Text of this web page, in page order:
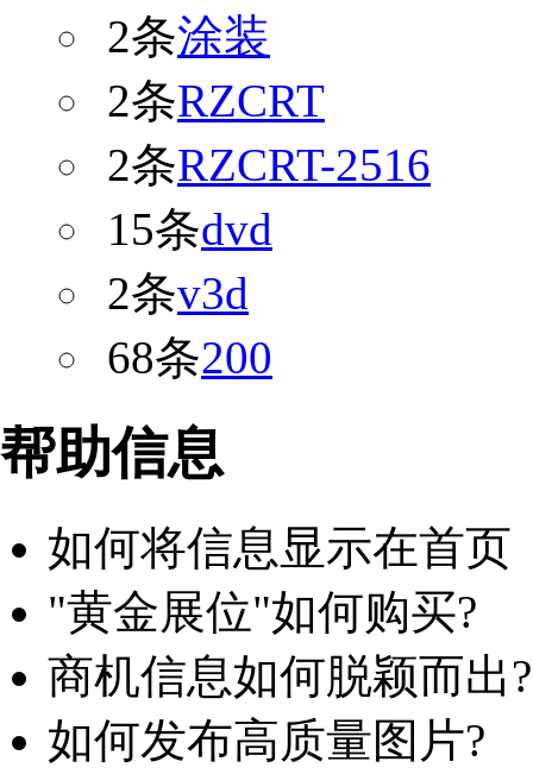
2条涂装
2条RZCRT
2条RZCRT-2516
15条dvd
2条v3d
68条200
帮助信息
如何将信息显示在首页
"黄金展位"如何购买?
商机信息如何脱颖而出?
如何发布高质量图片?